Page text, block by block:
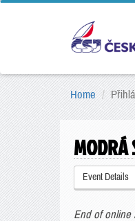
Home
MODRÁ
Event Details
End of online